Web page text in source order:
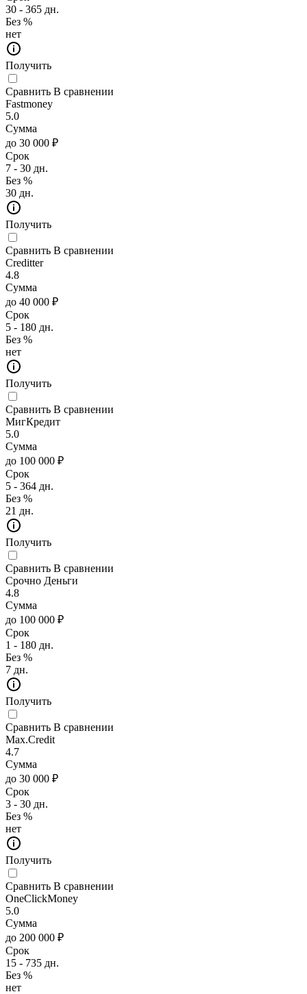
30 - 365 дн.
Без %
нет
Получить
Сравнить В сравнении
Fastmoney
5.0
Сумма
до 30 000 ₽
Срок
7 - 30 дн.
Без %
30 дн.
Получить
Сравнить В сравнении
Creditter
4.8
Сумма
до 40 000 ₽
Срок
5 - 180 дн.
Без %
нет
Получить
Сравнить В сравнении
МигКредит
5.0
Сумма
до 100 000 ₽
Срок
5 - 364 дн.
Без %
21 дн.
Получить
Сравнить В сравнении
Срочно Деньги
4.8
Сумма
до 100 000 ₽
Срок
1 - 180 дн.
Без %
7 дн.
Получить
Сравнить В сравнении
Max.Credit
4.7
Сумма
до 30 000 ₽
Срок
3 - 30 дн.
Без %
нет
Получить
Сравнить В сравнении
OneClickMoney
5.0
Сумма
до 200 000 ₽
Срок
15 - 735 дн.
Без %
нет